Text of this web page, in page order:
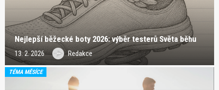
Nejlepší běžecké boty 2026: výběr testerů Světa běhu
13. 2. 2026 Redakce
TÉMA MĚSÍCE